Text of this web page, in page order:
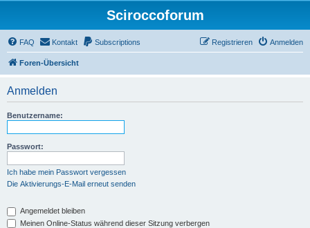
Sciroccoforum
FAQ Kontakt Subscriptions Anmelden
Registrieren
Foren-Übersicht
Anmelden
Benutzername:
Passwort:
Ich habe mein Passwort vergessen
Die Aktivierungs-E-Mail erneut senden
Angemeldet bleiben
Meinen Online-Status während dieser Sitzung verbergen